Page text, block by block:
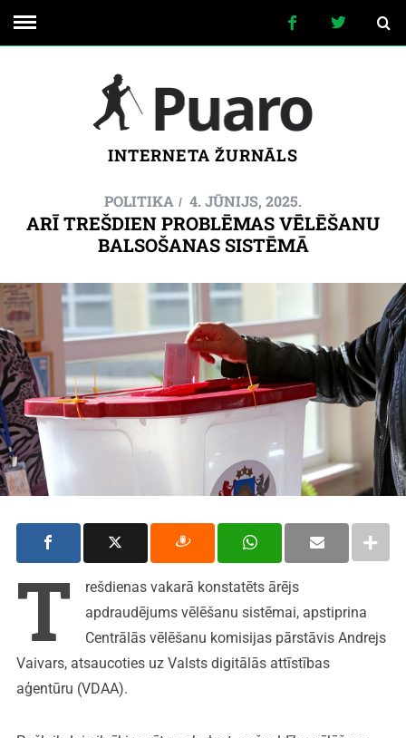
INTERNETA ŽURNĀLS
POLITIKA 4. JŪNIJS, 2025.
ARĪ TREŠDIEN PROBLĒMAS VĒLĒŠANU
BALSOŠANAS SISTĒMĀ
T
rešdienas vakarā konstatēts ārējs
apdraudējums vēlēšanu sistēmai, apstiprina
Centrālās vēlēšanu komisijas pārstāvis Andrejs
Vaivars, atsaucoties uz Valsts digitālās attīstības
aģentūru (VDAA).